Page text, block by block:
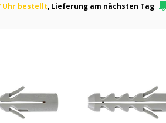
Uhr bestellt, Lieferung am nächsten Tag